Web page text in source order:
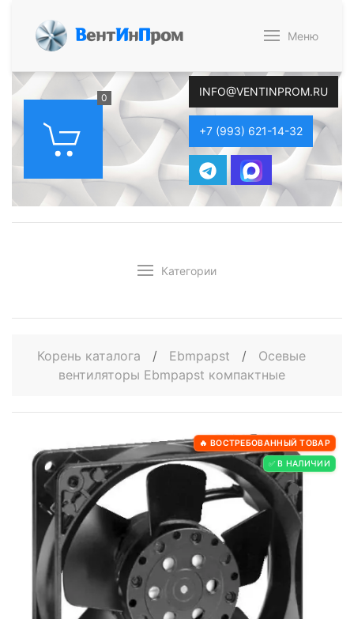
ВентИнПром Меню
0 INFO@VENTINPROM.RU
+7 (993) 621-14-32
Категории
Корень каталога / Ebmpapst /
Осевые
вентиляторы Ebmpapst компактные
🔥 ВОСТРЕБОВАННЫЙ ТОВАР
✅ В НАЛИЧИИ